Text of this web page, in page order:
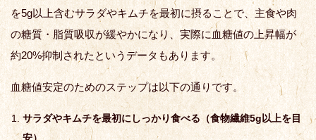
を5g以上含むサラダやキムチを最初に摂ることで、主食や肉
の糖質・脂質吸収が緩やかになり、実際に血糖値の上昇幅が
約20%抑制されたというデータもあります。
血糖値安定のためのステップは以下の通りです。
サラダやキムチを最初にしっかり食べる（食物繊維5g以上を目
安）